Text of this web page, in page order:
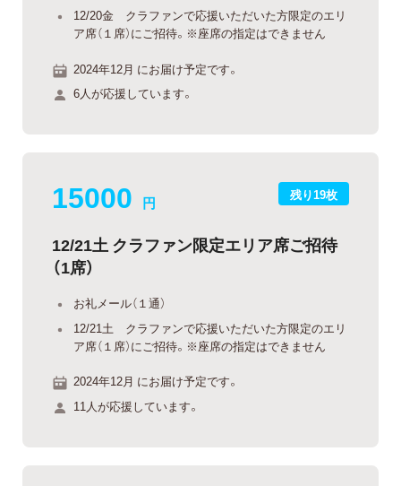
12/20金 クラファンで応援いただいた方限定のエリ
ア席（１席）にご招待。※座席の指定はできません
2024年12月 にお届け予定です。
6人が応援しています。
残り19枚
15000 円
12/21土 クラファン限定エリア席ご招待
（1席）
お礼メール（１通）
12/21土 クラファンで応援いただいた方限定のエリ
ア席（１席）にご招待。※座席の指定はできません
2024年12月 にお届け予定です。
11人が応援しています。